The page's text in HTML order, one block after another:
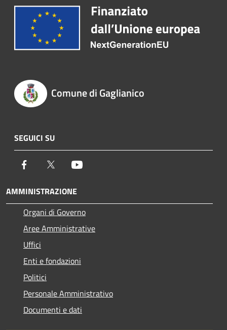
Comune di Gaglianico
SEGUICI SU
Facebook Twitter
AMMINISTRAZIONE
Organi di Governo
Aree Amministrative
Uffici
Enti e fondazioni
Politici
Personale Amministrativo
Documenti e dati